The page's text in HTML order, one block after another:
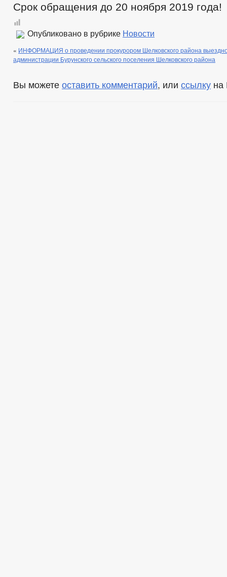
Срок обращения до 20 ноября 2019 года!
Опубликовано в рубрике Новости
« ИНФОРМАЦИЯ о проведении прокурором Шелковского района
администрации Бурунского сельского поселения Шелковского района
Вы можете оставить комментарий, или ссылку на